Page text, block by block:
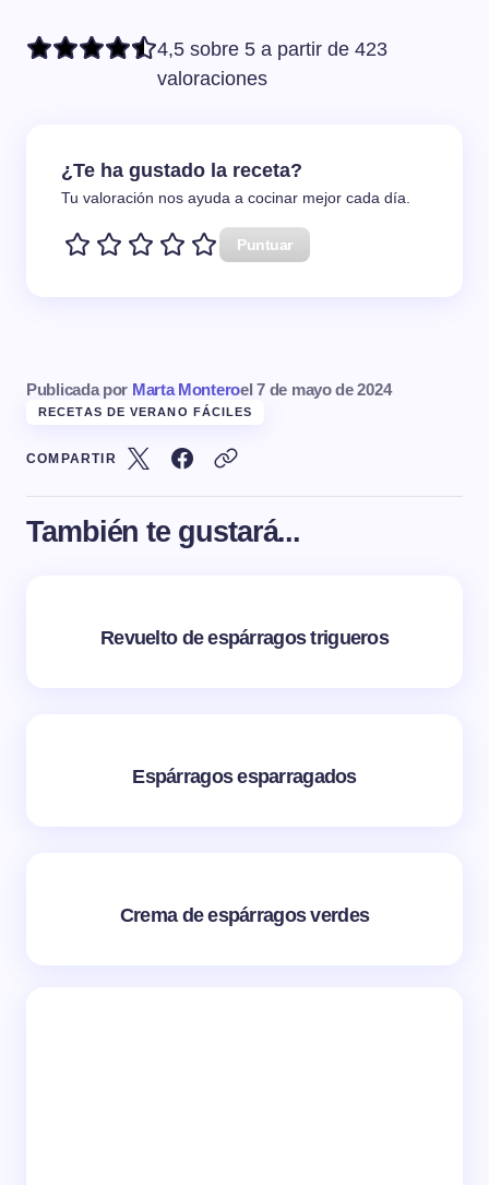
4,5 sobre 5 a partir de 423
valoraciones
¿Te ha gustado la receta?
Tu valoración nos ayuda a cocinar mejor cada día.
Puntuar
Publicada por Marta Monteroel 7 de mayo de 2024
RECETAS DE VERANO FÁCILES
COMPARTIR
También te gustará...
Revuelto de espárragos trigueros
Espárragos esparragados
Crema de espárragos verdes